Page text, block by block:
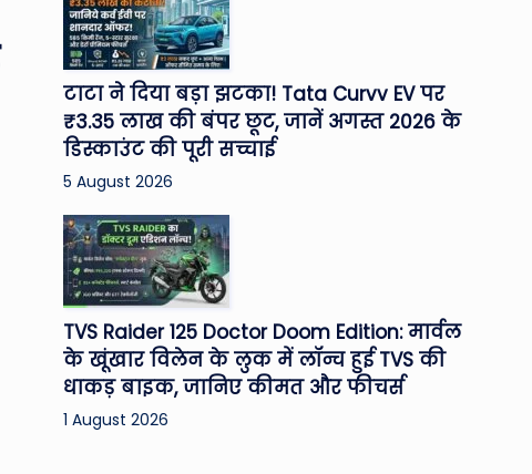
टाटा ने दिया बड़ा झटका! Tata Curvv EV पर
₹3.35 लाख की बंपर छूट, जानें अगस्त 2026 के
डिस्काउंट की पूरी सच्चाई
5 August 2026
TVS Raider 125 Doctor Doom Edition: मार्वल
के खूंखार विलेन के लुक में लॉन्च हुई TVS की
धाकड़ बाइक, जानिए कीमत और फीचर्स
1 August 2026